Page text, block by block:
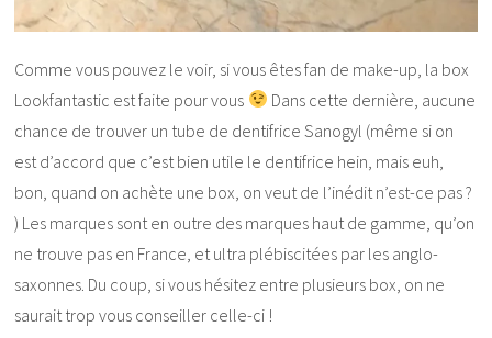
Comme vous pouvez le voir, si vous êtes fan de make-up, la box
Lookfantastic est faite pour vous
Dans cette dernière, aucune
chance de trouver un tube de dentifrice Sanogyl (même si on
est d’accord que c’est bien utile le dentifrice hein, mais euh,
bon, quand on achète une box, on veut de l’inédit n’est-ce pas ?
) Les marques sont en outre des marques haut de gamme, qu’on
ne trouve pas en France, et ultra plébiscitées par les anglo-
saxonnes. Du coup, si vous hésitez entre plusieurs box, on ne
saurait trop vous conseiller celle-ci !